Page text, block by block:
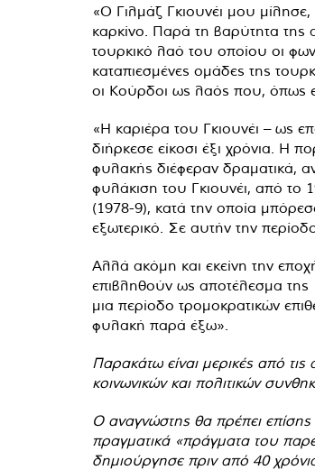
«Ο Γιλμάζ Γκιουνέι μου
καρκίνο. Παρά τη βαρύτητα της
τουρκικό λαό του οποίου οι
καταπιεσμένες ομάδες της
οι Κούρδοι ως λαός που, όπως
«Η καριέρα του Γκιουνέι – ως
διήρκεσε είκοσι έξι χρόνια. Η
φυλακής διέφεραν δραματικά,
φυλάκιση του Γκιουνέι, από το
(1978-9), κατά την οποία
εξωτερικό. Σε αυτήν την
Αλλά ακόμη και εκείνη την
επιβληθούν ως αποτέλεσμα της
μια περίοδο τρομοκρατικών
φυλακή παρά έξω».
Παρακάτω είναι μερικές από
κοινωνικών και πολιτικών
Ο αναγνώστης θα πρέπει επίσης
πραγματικά «πράγματα του
δημιούργησε πριν από 40